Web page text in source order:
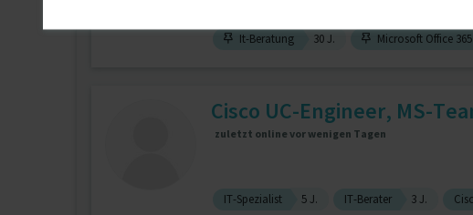
It-Beratung 30 J. Microsoft Office 365
Cisco UC-Engineer, MS-
zuletzt online vor wenigen Tagen
IT-Spezialist 5 J. IT-Berater 3 J.